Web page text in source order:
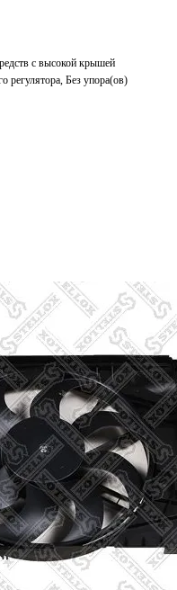
с высокой крышей
регулятора, Без упора(ов)